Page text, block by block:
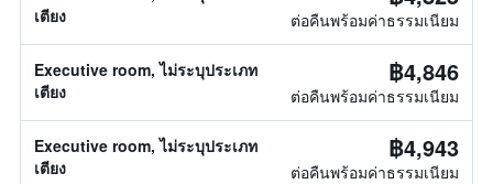
เตียง
ต่อคืนพร้อมค่าธรรมเนียม
Executive room, ไม่ระบุประเภท
เตียง
฿4,846
ต่อคืนพร้อมค่าธรรมเนียม
Executive room, ไม่ระบุประเภท
เตียง
฿4,943
ต่อคืนพร้อมค่าธรรมเนียม